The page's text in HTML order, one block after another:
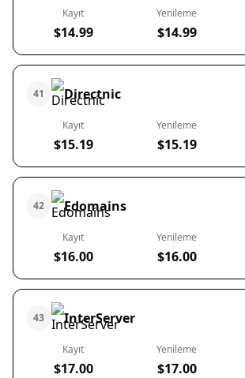
Kayıt
$14.99
Yenileme
$14.99
41 Directnic
Kayıt
$15.19
Yenileme
$15.19
42 Edomains
Kayıt
$16.00
Yenileme
$16.00
43 InterServer
Kayıt
$17.00
Yenileme
$17.00